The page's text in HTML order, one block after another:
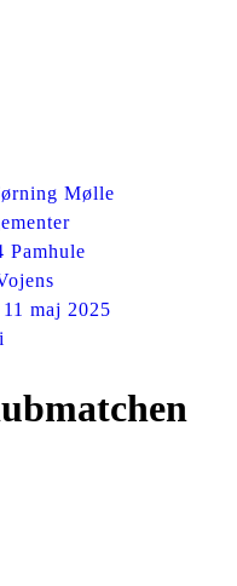
Mølle
Pamhule
maj 2025